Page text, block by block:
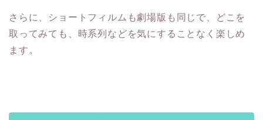
さらに、ショートフィルムも劇場版も同じで、どこを
取ってみても、時系列などを気にすることなく楽しめ
ます。